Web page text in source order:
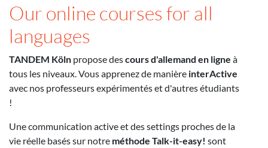
Our online courses for all
languages
TANDEM Köln propose descours d'allemand en ligne à
tous les niveaux. Vous apprenez de manière interActive
avec nos professeurs expérimentés et d'autres étudiants
!
Une communication active et des settings proches de la
vie réelle basés sur notre méthode Talk-it-easy! sont